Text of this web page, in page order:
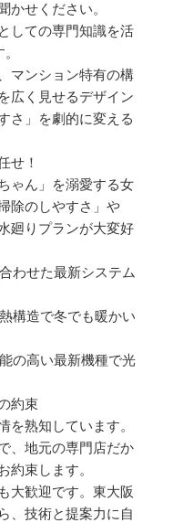
かせください。
しての専門知識を活
マンション特有の構
広く見せるデザイン
さ」を劇的に変える
せ！
ゃん」を溺愛する女
除のしやすさ」や
廻りプランが大変好
わせた最新システム
構造で冬でも暖かい
の高い最新機種で光
約束
を熟知しています。
、地元の専門店だか
約束します。
大歓迎です。東大阪
、技術と提案力に自